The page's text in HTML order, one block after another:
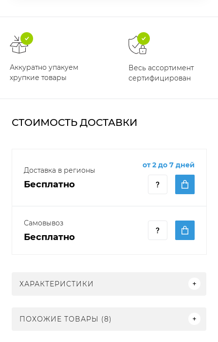
Аккуратно упакуем
хрупкие товары
Весь ассортимент
сертифицирован
СТОИМОСТЬ ДОСТАВКИ
Доставка в регионы
Бесплатно
от 2 до 7 дней
Самовывоз
Бесплатно
ХАРАКТЕРИСТИКИ
ПОХОЖИЕ ТОВАРЫ (8)